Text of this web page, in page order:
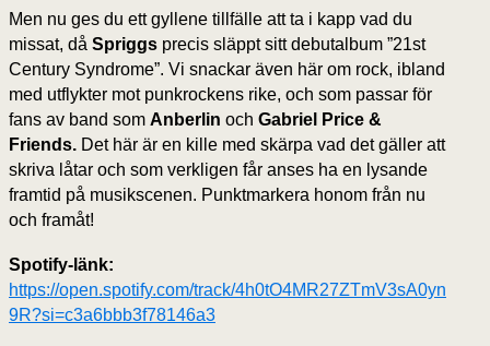
Men nu ges du ett gyllene tillfälle att ta i kapp vad du
missat, då Spriggs precis släppt sitt debutalbum ”21st
Century Syndrome”. Vi snackar även här om rock, ibland
med utflykter mot punkrockens rike, och som passar för
fans av band som Anberlin och Gabriel Price &
Friends. Det här är en kille med skärpa vad det gäller att
skriva låtar och som verkligen får anses ha en lysande
framtid på musikscenen. Punktmarkera honom från nu
och framåt!
Spotify-länk:
https://open.spotify.com/track/4h0tO4MR27ZTmV3sA0yn
9R?si=c3a6bbb3f78146a3